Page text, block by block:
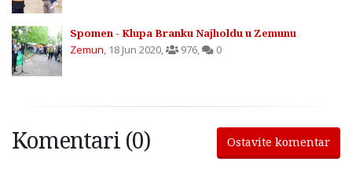
Spomen - Klupa Branku Najholdu u Zemunu
Zemun, 18 Jun 2020, 976, 0
Komentari (0) Ostavite komentar